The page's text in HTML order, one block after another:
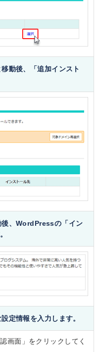
動後、「追加インスト
、WordPressの「イン
定情報を入力します。
画面」をクリックしてく